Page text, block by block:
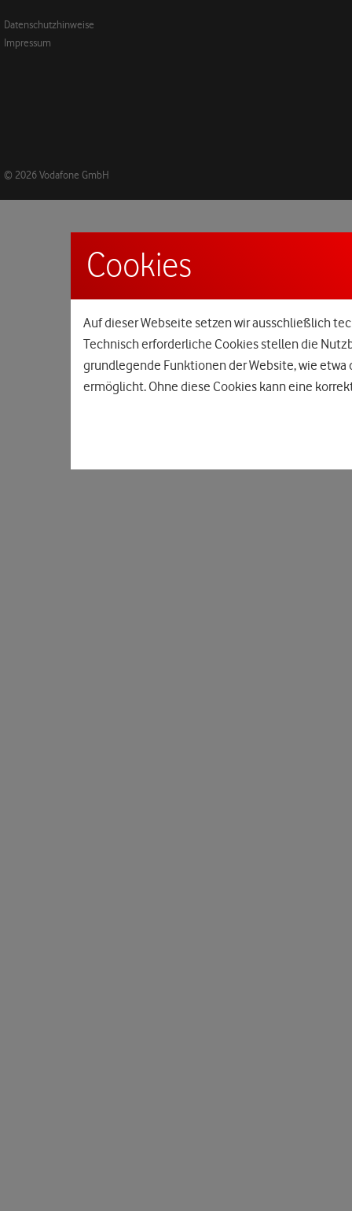
Datenschutzhinweise
Impressum
© 2026 Vodafone GmbH
Cookies
Auf dieser Webseite setzen wir ausschließlich
Technisch erforderliche Cookies stellen die
grundlegende Funktionen der Website, wie
ermöglicht. Ohne diese Cookies kann eine